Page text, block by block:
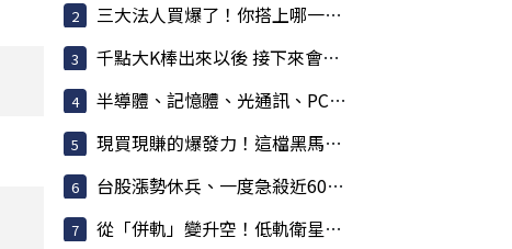
三大法人買爆了！你搭上哪一班飆股特快車？
千點大K棒出來以後 接下來會發生什麼事情
半導體、記憶體、光通訊、PCB 全面噴發！
現買現賺的爆發力！這檔黑馬股爆量衝鎖死，主力...
台股漲勢休兵、一度急殺近600點！權值股熄火 散...
從「併軌」變升空！低軌衛星全面反攻 華通漲停、...